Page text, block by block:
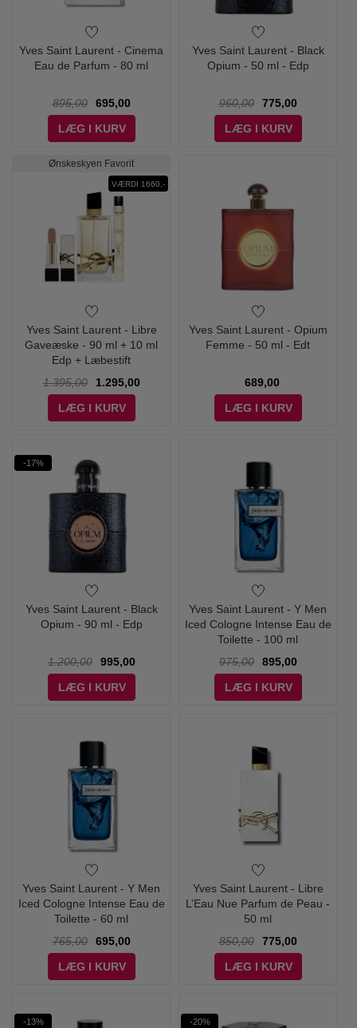
Yves Saint Laurent - Cinema
Eau de Parfum - 80 ml
895,00
695,00
LÆG I KURV
Yves Saint Laurent - Black
Opium - 50 ml - Edp
960,00
775,00
LÆG I KURV
Ønskeskyen Favorit
VÆRDI 1660,-
Yves Saint Laurent - Libre
Gaveæske - 90 ml + 10 ml
Edp + Læbestift
1.395,00
1.295,00
LÆG I KURV
Yves Saint Laurent - Opium
Femme - 50 ml - Edt
689,00
LÆG I KURV
-17%
Yves Saint Laurent - Black
Opium - 90 ml - Edp
1.200,00
995,00
LÆG I KURV
Yves Saint Laurent - Y Men
Iced Cologne Intense Eau de
Toilette - 100 ml
975,00
895,00
LÆG I KURV
Yves Saint Laurent - Y Men
Iced Cologne Intense Eau de
Toilette - 60 ml
765,00
695,00
LÆG I KURV
Yves Saint Laurent - Libre
L’Eau Nue Parfum de Peau -
50 ml
850,00
775,00
LÆG I KURV
-13% -20%